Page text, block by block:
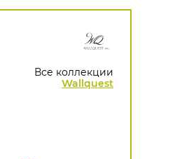
AS Creation
Все коллекции
Wallquest